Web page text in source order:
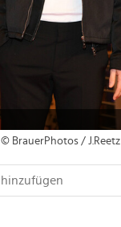
© BrauerPhotos / J.Reetz